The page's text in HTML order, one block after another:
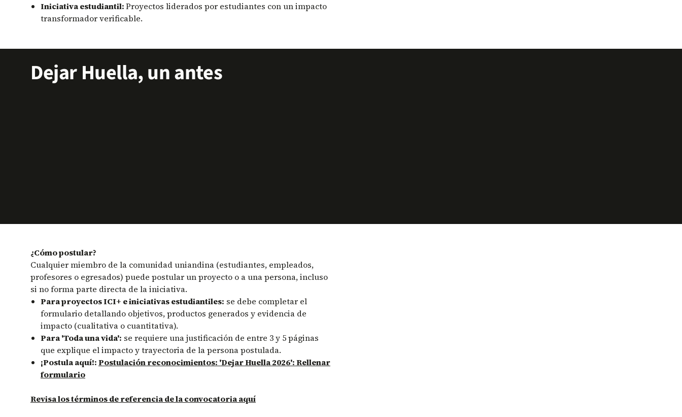
Iniciativa estudiantil:Proyectos liderados por estudiantes con un impacto
transformador verificable.
Dejar Huella, un antes
¿Cómo postular?
Cualquier miembro de la comunidad uniandina (estudiantes, empleados,
profesores o egresados) puede postular un proyecto o a una persona, incluso
si no forma parte directa de la iniciativa.
Para proyectos ICI+ e iniciativas estudiantiles: se debe completar el
formulario detallando objetivos, productos generados y evidencia de
impacto (cualitativa o cuantitativa).
Para 'Toda una vida': se requiere una justificación de entre 3 y 5 páginas
que explique el impacto y trayectoria de la persona postulada.
¡Postula aquí!:Postulación reconocimientos: 'Dejar Huella 2026': Rellenar
formulario
Revisa los términos de referencia de la convocatoria aquí